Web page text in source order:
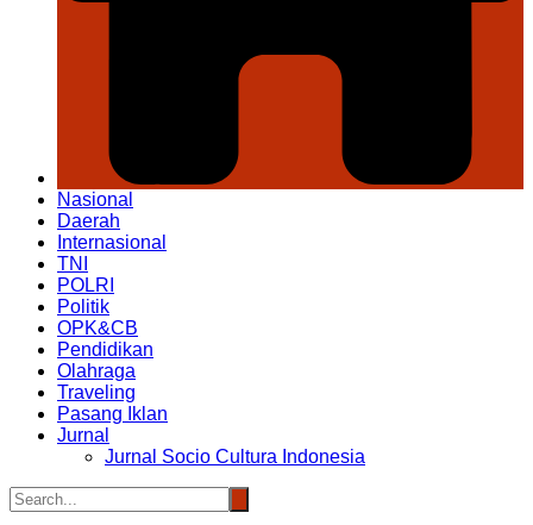
Nasional
Daerah
Internasional
TNI
POLRI
Politik
OPK&CB
Pendidikan
Olahraga
Traveling
Pasang Iklan
Jurnal
Jurnal Socio Cultura Indonesia